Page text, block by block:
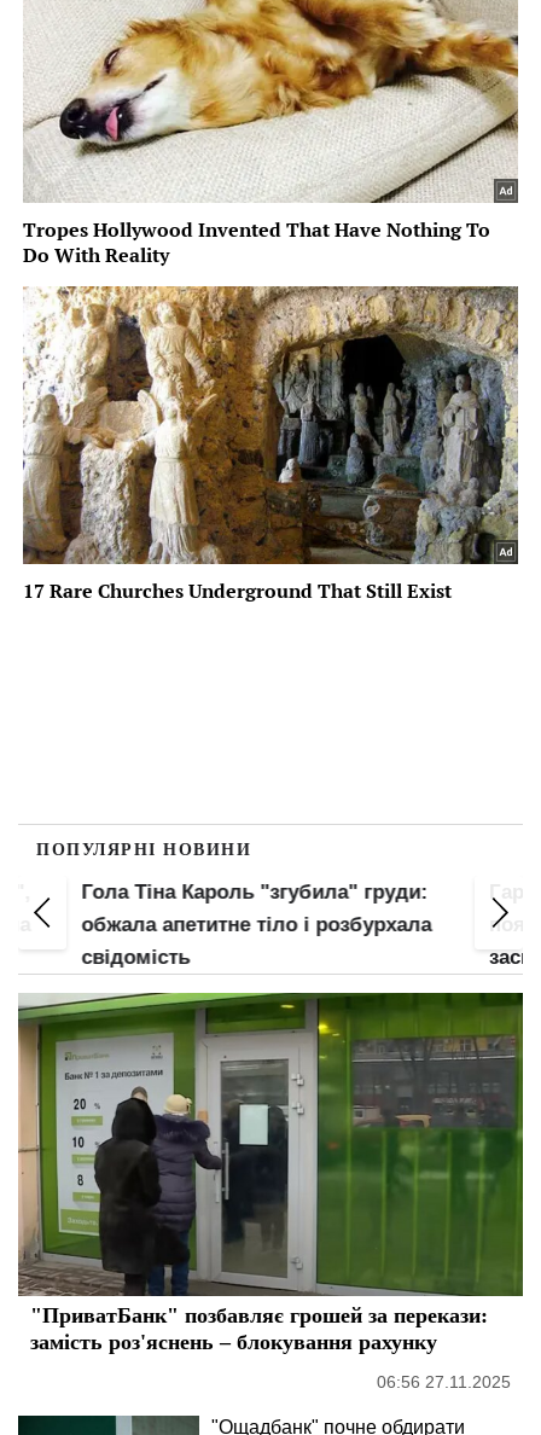
ПОПУЛЯРНІ НОВИНИ
Гола Тіна Кароль "згубила" груди:
обжала апетитне тіло і розбурхала
свідомість
"ПриватБанк" позбавляє грошей за перекази:
замість роз'яснень – блокування рахунку
06:56 27.11.2025
"Ощадбанк" почне обдирати